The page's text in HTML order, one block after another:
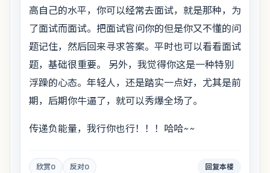
高自己的水平，你可以经常去面试，就是那种，为
了面试而面试。把面试官问你的但是你又不懂的问
题记住，然后回来寻求答案。平时也可以看看面试
题，基础很重要。 另外，我觉得你这是一种特别
浮躁的心态。年轻人，还是踏实一点好，尤其是前
期，后期你牛逼了，就可以秀爆全场了。
传递负能量，我行你也行！！！哈哈~~
欣赏0 反对0 回复本楼